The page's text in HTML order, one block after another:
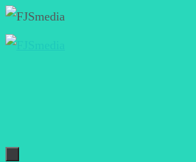
Zum
Inhalt